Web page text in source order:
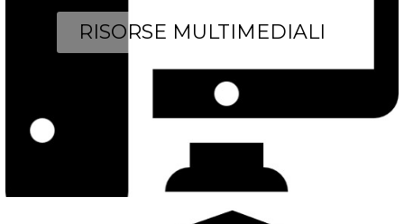
RISORSE MULTIMEDIALI